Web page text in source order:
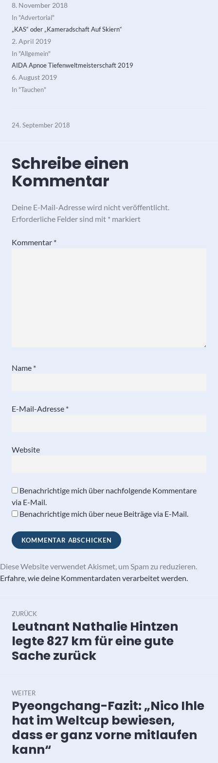
8. November 2018
In "Advertorial"
„KAS“ oder „Kameradschaft Auf Skiern“
2. April 2019
In "Allgemein"
AIDA Apnoe Tiefenweltmeisterschaft 2019
6. August 2019
In "Tauchen"
24. September 2018
Schreibe einen
Kommentar
Deine E-Mail-Adresse wird nicht veröffentlicht.
Erforderliche Felder sind mit * markiert
Kommentar *
Name *
E-Mail-Adresse *
Website
Benachrichtige mich über nachfolgende Kommentare
via E-Mail.
Benachrichtige mich über neue Beiträge via E-Mail.
Diese Website verwendet Akismet, um Spam zu reduzieren.
Erfahre, wie deine Kommentardaten verarbeitet werden.
ZURÜCK
Vorheriger
Beitrag:
Leutnant Nathalie Hintzen
legte 827 km für eine gute
Sache zurück
WEITER
Nächster
Beitrag:
Pyeongchang-Fazit: „Nico Ihle
hat im Weltcup bewiesen,
dass er ganz vorne mitlaufen
kann“